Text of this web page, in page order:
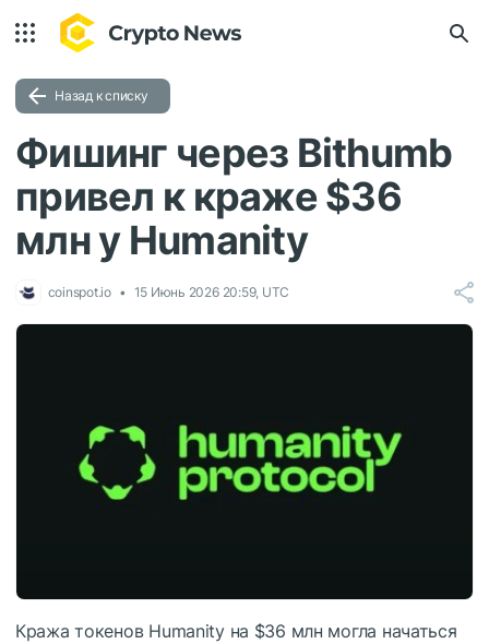
Назад к списку
Фишинг через Bithumb
привел к краже $36
млн у Humanity
coinspot.io 15 Июнь 2026 20:59, UTC
Кража токенов Humanity на $36 млн могла начаться